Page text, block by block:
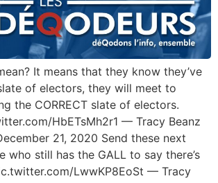
It means that they know they’ve
of electors, they will meet to
the CORRECT slate of electors.
HbETsMh2r1 — Tracy Beanz
21, 2020 Send these next
who still has the GALL to say there’s
LwwKP8EoSt — Tracy